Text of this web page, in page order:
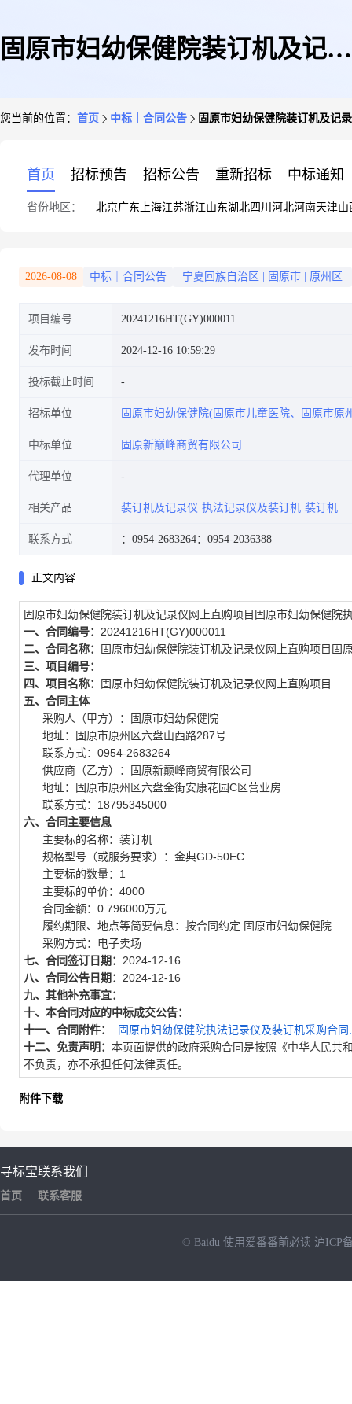
固原市妇幼保健院装订机及记录
您当前的位置： 首页 中标｜合同公告 固原市妇幼保健院装订机及记
首页 招标预告 招标公告 重新招标 中标通知
省份地区： 北京广东 上海江苏浙江山东湖北四川 河北河南天津山
2026-08-08 中标｜合同公告 宁夏回族自治区 固原市 原州区
项目编号 20241216HT(GY)000011
发布时间 2024-12-16 10:59:29
投标截止时间
招标单位 固原市妇幼保健院(固原市儿童医院、固原市原
中标单位 固原新巅峰商贸有限公司
代理单位
相关产品 装订机及记录仪 执法记录仪及装订机 装订机
联系方式 ：0954-2683264：0954-2036388
正文内容
固原市妇幼保健院装订机及记录仪网上直购项目固原市妇幼保健院
一、合同编号： 20241216HT(GY)000011
二、合同名称：
固原市妇幼保健院装订机及记录仪网上直购项目固
三、项目编号：
四、项目名称：
固原市妇幼保健院装订机及记录仪网上直购项目
五、合同主体
采购人（甲方）：固原市妇幼保健院
地址：固原市原州区六盘山西路287号
联系方式：0954-2683264
供应商（乙方）：固原新巅峰商贸有限公司
地址：固原市原州区六盘金街安康花园C区营业房
联系方式：18795345000
六、合同主要信息
主要标的名称：装订机
规格型号（或服务要求）：金典GD-50EC
主要标的数量：1
主要标的单价：4000
合同金额：0.796000万元
履约期限、地点等简要信息：按合同约定 固原市妇幼保健院
采购方式：电子卖场
七、合同签订日期： 2024-12-16
八、合同公告日期： 2024-12-16
九、其他补充事宜：
十、本合同对应的中标成交公告：
十一、合同附件：
固原市妇幼保健院执法记录仪及装订机采购合同
十二、免责声明： 本页面提供的政府采购合同是按照《中华人民共
不负责，亦不承担任何法律责任。
附件下载
寻标宝
首页
联系我们
联系客服
© Baidu 使用爱番番前必读 沪ICP